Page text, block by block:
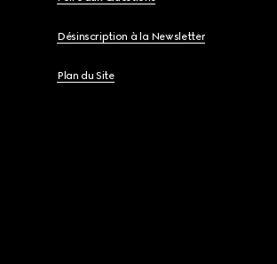
Désinscription à la Newsletter
Plan du Site